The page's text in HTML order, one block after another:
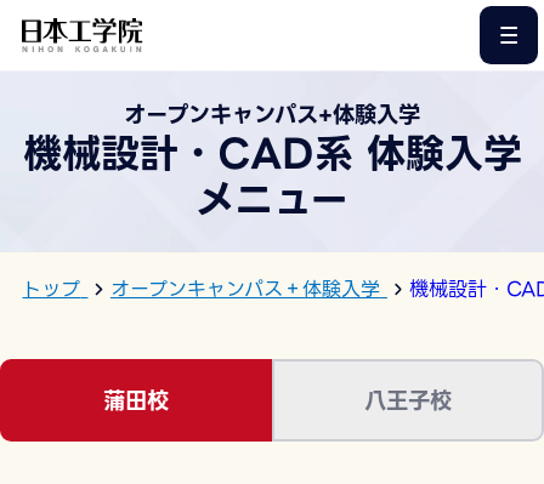
オープンキャンパス+体験入学
機械設計・CAD系 体験入学
メニュー
トップ オープンキャンパス＋体験入学 機械設計・
蒲田校 八王子校